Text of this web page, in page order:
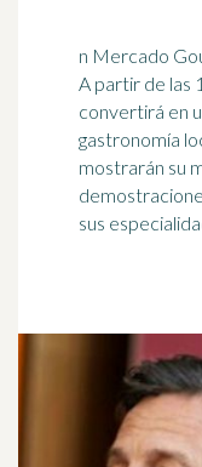
n Mercado
A partir de las
convertirá en
gastronomía
mostrarán su
sus